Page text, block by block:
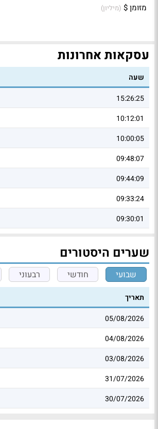
מזומן $ (מיליון)
עסקאות אחרונות
שעה
15:26:25
10:12:01
10:00:05
09:48:07
09:44:09
09:33:24
09:30:01
שערים היסטורים
שבועי חודשי רבעוני
תאריך
05/08/2026
04/08/2026
03/08/2026
31/07/2026
30/07/2026